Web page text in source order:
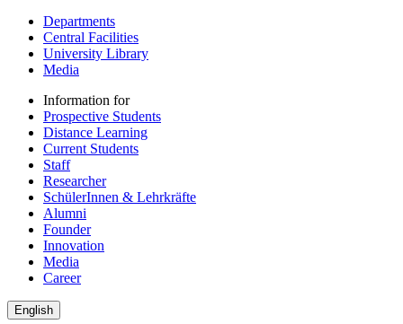
Departments
Central Facilities
University Library
Media
Information for
Prospective Students
Distance Learning
Current Students
Staff
Researcher
SchülerInnen & Lehrkräfte
Alumni
Founder
Innovation
Media
Career
English